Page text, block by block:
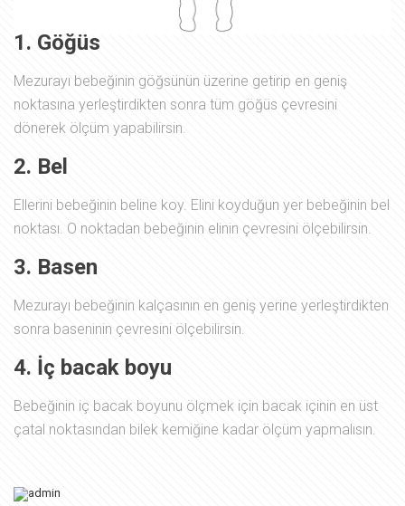
1. Göğüs
Mezurayı bebeğinin göğsünün üzerine getirip en geniş
noktasına yerleştirdikten sonra tüm göğüs çevresini
dönerek ölçüm yapabilirsin.
2. Bel
Ellerini bebeğinin beline koy. Elini koyduğun yer bebeğinin bel
noktası. O noktadan bebeğinin elinin çevresini ölçebilirsin.
3. Basen
Mezurayı bebeğinin kalçasının en geniş yerine yerleştirdikten
sonra baseninin çevresini ölçebilirsin.
4. İç bacak boyu
Bebeğinin iç bacak boyunu ölçmek için bacak içinin en üst
çatal noktasından bilek kemiğine kadar ölçüm yapmalısın.